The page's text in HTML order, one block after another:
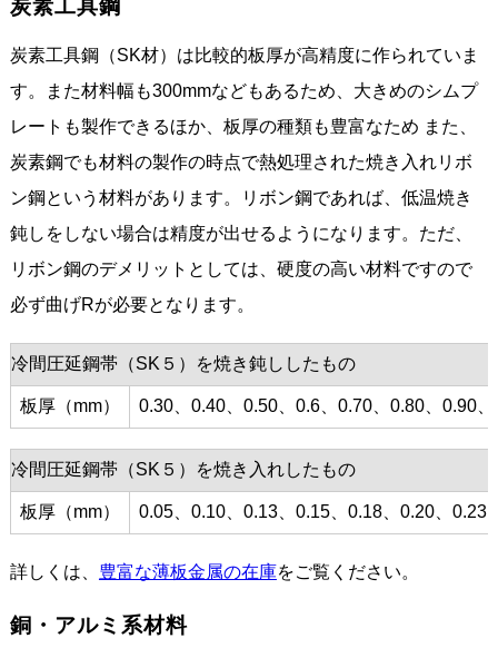
炭素工具鋼
炭素工具鋼（SK材）は比較的板厚が高精度に作られていま
す。また材料幅も300mmなどもあるため、大きめのシムプ
レートも製作できるほか、板厚の種類も豊富なため また、
炭素鋼でも材料の製作の時点で熱処理された焼き入れリボ
ン鋼という材料があります。リボン鋼であれば、低温焼き
鈍しをしない場合は精度が出せるようになります。ただ、
リボン鋼のデメリットとしては、硬度の高い材料ですので
必ず曲げRが必要となります。
冷間圧延鋼帯（SK５）を焼き鈍ししたもの
板厚（mm） 0.30、0.40、0.50、0.6、0.70、0.80、0.90
冷間圧延鋼帯（SK５）を焼き入れしたもの
板厚（mm） 0.05、0.10、0.13、0.15、0.18、0.20、
詳しくは、 豊富な薄板金属の在庫をご覧ください。
銅・アルミ系材料